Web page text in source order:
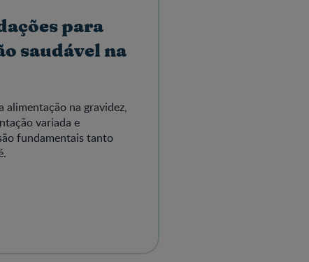
para
saudável na
alimentação na gravidez,
variada e
fundamentais tanto